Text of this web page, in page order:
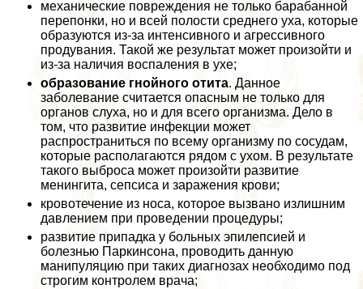
механические повреждения не только баpaбанной
перепонки, но и всей полости среднего уха, которые
образуются из-за интенсивного и агрессивного
продувания. Такой же результат может произойти и
из-за наличия воспаления в ухе;
образование гнойного отита. Данное
заболевание считается опасным не только для
органов слуха, но и для всего организма. Дело в
том, что развитие инфекции может
распространиться по всему организму по сосудам,
которые располагаются рядом с ухом. В результате
такого выброса может произойти развитие
менингита, сепсиса и заражения крови;
кровотечение из носа, которое вызвано излишним
давлением при проведении процедуры;
развитие припадка у больных эпилепсией и
болезнью Паркинсона, проводить данную
манипуляцию при таких диагнозах необходимо под
строгим контролем врача;